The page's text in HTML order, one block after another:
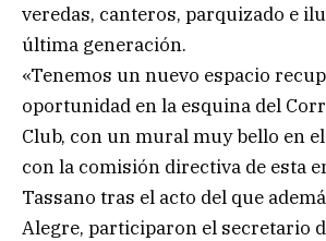
veredas, canteros, parquizado e
última generación.
«Tenemos un nuevo espacio
oportunidad en la esquina del
Club, con un mural muy bello en
con la comisión directiva de esta
Tassano tras el acto del que
Alegre, participaron el secretario